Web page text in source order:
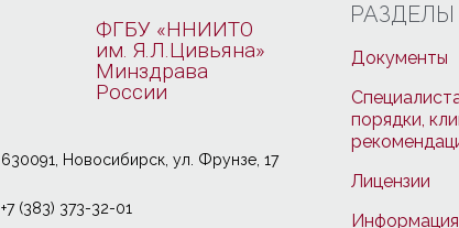
ФГБУ «ННИИТО
им. Я.Л.Цивьяна»
Минздрава
России
630091, Новосибирcк, ул. Фрунзе, 17
+7 (383) 373-32-01
Документы
порядки,
Лицензии
Информация